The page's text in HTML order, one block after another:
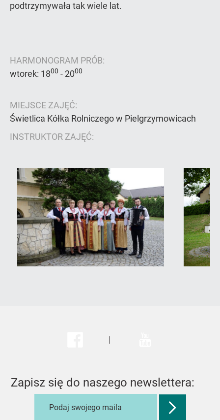
podtrzymywała tak wiele lat.
HARMONOGRAM PRÓB:
wtorek: 1800 - 2000
MIEJSCE ZAJĘĆ:
Świetlica Kółka Rolniczego w Pielgrzymowicach
INSTRUKTOR ZAJĘĆ:
Zapisz się do naszego newslettera: